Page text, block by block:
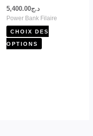
د.ج5,400.00
Power Bank Filaire
CHOIX DES
OPTIONS
la
page
du